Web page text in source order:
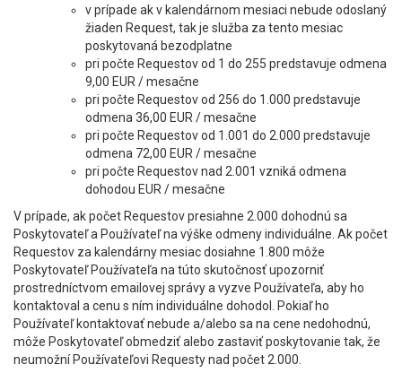
v prípade ak v kalendárnom mesiaci nebude odoslaný
žiaden Request, tak je služba za tento mesiac
poskytovaná bezodplatne
pri počte Requestov od 1 do 255 predstavuje odmena
9,00 EUR / mesačne
pri počte Requestov od 256 do 1.000 predstavuje
odmena 36,00 EUR / mesačne
pri počte Requestov od 1.001 do 2.000 predstavuje
odmena 72,00 EUR / mesačne
pri počte Requestov nad 2.001 vzniká odmena
dohodou EUR / mesačne
V prípade, ak počet Requestov presiahne 2.000 dohodnú sa
Poskytovateľ a Používateľ na výške odmeny individuálne. Ak počet
Requestov za kalendárny mesiac dosiahne 1.800 môže
Poskytovateľ Používateľa na túto skutočnosť upozorniť
prostredníctvom emailovej správy a vyzve Používateľa, aby ho
kontaktoval a cenu s ním individuálne dohodol. Pokiaľ ho
Používateľ kontaktovať nebude a/alebo sa na cene nedohodnú,
môže Poskytovateľ obmedziť alebo zastaviť poskytovanie tak, že
neumožní Používateľovi Requesty nad počet 2.000.